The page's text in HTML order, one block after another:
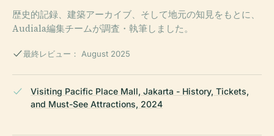
歴史的記録、建築アーカイブ、そして地元の知見をもとに、
Audiala編集チームが調査・執筆しました。
最終レビュー： August 2025
Visiting Pacific Place Mall, Jakarta - History, Tickets,
and Must-See Attractions, 2024